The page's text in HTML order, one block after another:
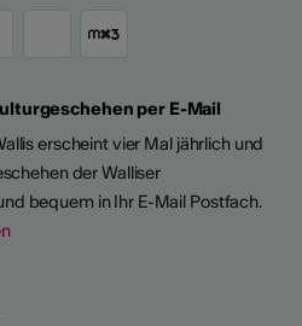
per E-Mail
erscheint vier Mal jährlich und
der Walliser
bequem in Ihr E-Mail Postfach.